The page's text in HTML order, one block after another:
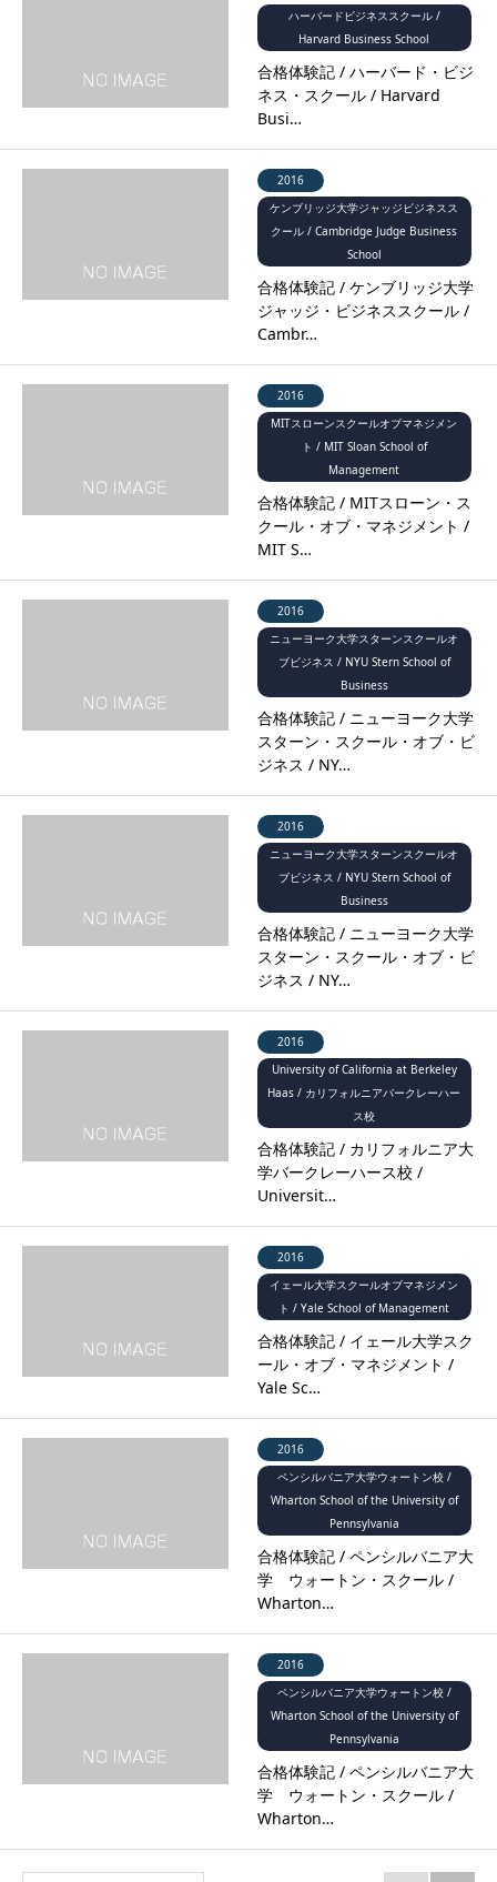
ハーバードビジネススクール /
Harvard Business School
合格体験記 / ハーバード・ビジ
ネス・スクール / Harvard
Busi…
2016
ケンブリッジ大学ジャッジビジネスス
クール / Cambridge Judge Business
School
合格体験記 / ケンブリッジ大学
ジャッジ・ビジネススクール /
Cambr…
2016
MITスローンスクールオブマネジメン
ト / MIT Sloan School of
Management
合格体験記 / MITスローン・ス
クール・オブ・マネジメント /
MIT S…
2016
ニューヨーク大学スターンスクールオ
ブビジネス / NYU Stern School of
Business
合格体験記 / ニューヨーク大学
スターン・スクール・オブ・ビ
ジネス / NY…
2016
ニューヨーク大学スターンスクールオ
ブビジネス / NYU Stern School of
Business
合格体験記 / ニューヨーク大学
スターン・スクール・オブ・ビ
ジネス / NY…
2016
University of California at Berkeley
Haas / カリフォルニアバークレーハー
ス校
合格体験記 / カリフォルニア大
学バークレーハース校 /
Universit…
2016
イェール大学スクールオブマネジメン
ト / Yale School of Management
合格体験記 / イェール大学スク
ール・オブ・マネジメント /
Yale Sc…
2016
ペンシルバニア大学ウォートン校 /
Wharton School of the University of
Pennsylvania
合格体験記 / ペンシルバニア大
学 ウォートン・スクール /
Wharton…
2016
ペンシルバニア大学ウォートン校 /
Wharton School of the University of
Pennsylvania
合格体験記 / ペンシルバニア大
学 ウォートン・スクール /
Wharton…